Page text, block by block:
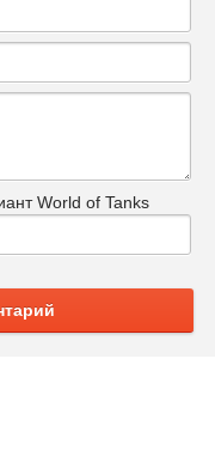
World of Tanks